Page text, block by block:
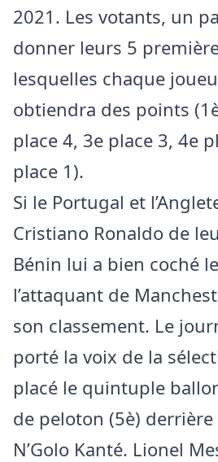
2021. Les votants, un
donner leurs 5
lesquelles chaque
obtiendra des points
place 4, 3e place 3, 4e
place 1).
Si le Portugal et
Cristiano Ronaldo de
Bénin lui a bien coché
l’attaquant de
son classement. Le
porté la voix de la
placé le quintuple
de peloton (5è) derrière
N’Golo Kanté. Lionel